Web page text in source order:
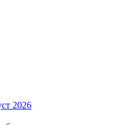
2026